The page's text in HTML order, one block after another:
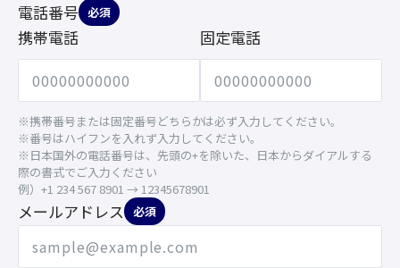
電話番号 必須
携帯電話 固定電話
※携帯番号または固定番号どちらかは必ず入力してください。
※番号はハイフンを入れず入力してください。
※日本国外の電話番号は、先頭の+を除いた、日本からダイアルする
際の書式でご入力ください
例）+1 234 567 8901 → 12345678901
メールアドレス 必須